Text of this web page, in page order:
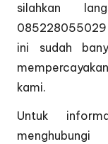
silahkan
ini sudah
kami.
Untuk